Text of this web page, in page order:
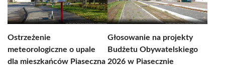
Ostrzeżenie
meteorologiczne o upale
dla mieszkańców Piaseczna
Głosowanie na projekty
Budżetu Obywatelskiego
2026 w Piasecznie